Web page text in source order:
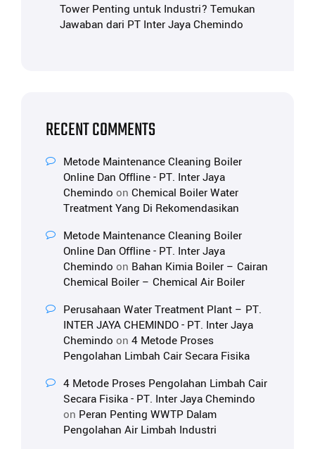
Tower Penting untuk Industri? Temukan
Jawaban dari PT Inter Jaya Chemindo
RECENT COMMENTS
Metode Maintenance Cleaning Boiler
Online Dan Offline - PT. Inter Jaya
Chemindo on Chemical Boiler Water
Treatment Yang Di Rekomendasikan
Metode Maintenance Cleaning Boiler
Online Dan Offline - PT. Inter Jaya
Chemindo on Bahan Kimia Boiler – Cairan
Chemical Boiler – Chemical Air Boiler
Perusahaan Water Treatment Plant – PT.
INTER JAYA CHEMINDO - PT. Inter Jaya
Chemindo on 4 Metode Proses
Pengolahan Limbah Cair Secara Fisika
4 Metode Proses Pengolahan Limbah Cair
Secara Fisika - PT. Inter Jaya Chemindo
on Peran Penting WWTP Dalam
Pengolahan Air Limbah Industri